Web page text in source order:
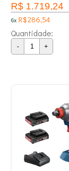
R$ 1.719,24
6x R$ 286,54
Quantidade:
- +